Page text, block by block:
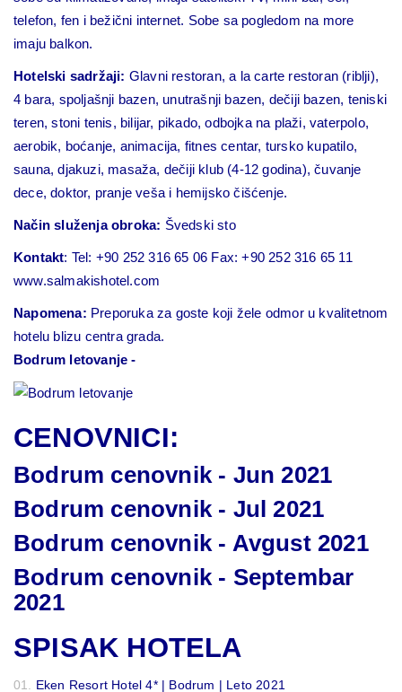
telefon, fen i bežični internet. Sobe sa pogledom na more
imaju balkon.
Hotelski sadržaji: Glavni restoran, a la carte restoran (riblji),
4 bara, spoljašnji bazen, unutrašnji bazen, dečiji bazen, teniski
teren, stoni tenis, bilijar, pikado, odbojka na plaži, vaterpolo,
aerobik, boćanje, animacija, fitnes centar, tursko kupatilo,
sauna, djakuzi, masaža, dečiji klub (4-12 godina), čuvanje
dece, doktor, pranje veša i hemijsko čišćenje.
Način služenja obroka: Švedski sto
Kontakt: Tel: +90 252 316 65 06 Fax: +90 252 316 65 11
www.salmakishotel.com
Napomena: Preporuka za goste koji žele odmor u kvalitetnom
hotelu blizu centra grada.
Bodrum letovanje -
CENOVNICI:
Bodrum cenovnik - Jun 2021
Bodrum cenovnik - Jul 2021
Bodrum cenovnik - Avgust 2021
Bodrum cenovnik - Septembar
2021
SPISAK HOTELA
Eken Resort Hotel 4* | Bodrum | Leto 2021